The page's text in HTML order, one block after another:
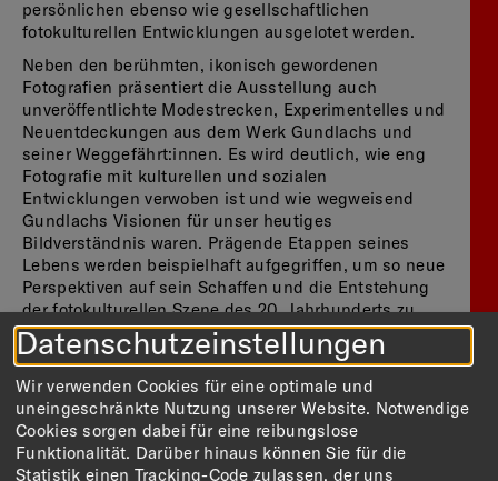
persönlichen ebenso wie gesellschaftlichen
fotokulturellen Entwicklungen ausgelotet werden.
Neben den berühmten, ikonisch gewordenen
Fotografien präsentiert die Ausstellung auch
unveröffentlichte Modestrecken, Experimentelles und
Neuentdeckungen aus dem Werk Gundlachs und
seiner Weggefährt:innen. Es wird deutlich, wie eng
Fotografie mit kulturellen und sozialen
Entwicklungen verwoben ist und wie wegweisend
Gundlachs Visionen für unser heutiges
Bildverständnis waren. Prägende Etappen seines
Lebens werden beispielhaft aufgegriffen, um so neue
Perspektiven auf sein Schaffen und die Entstehung
der fotokulturellen Szene des 20. Jahrhunderts zu
ermöglichen.
Eine Ausstellung des Bucerius Kunst Forums und
der Stiftung F.C. Gundlach, Hamburg
Datenschutzeinstellungen
Wir verwenden Cookies für eine optimale und
uneingeschränkte Nutzung unserer Website. Notwendige
Cookies sorgen dabei für eine reibungslose
Funktionalität. Darüber hinaus können Sie für die
Statistik einen Tracking-Code zulassen, der uns